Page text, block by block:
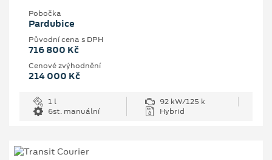
Pobočka
Pardubice
Původní cena s DPH
716 800 Kč
Cenové zvýhodnění
214 000 Kč
1 l
92 kW/125 k
6st. manuální
Hybrid